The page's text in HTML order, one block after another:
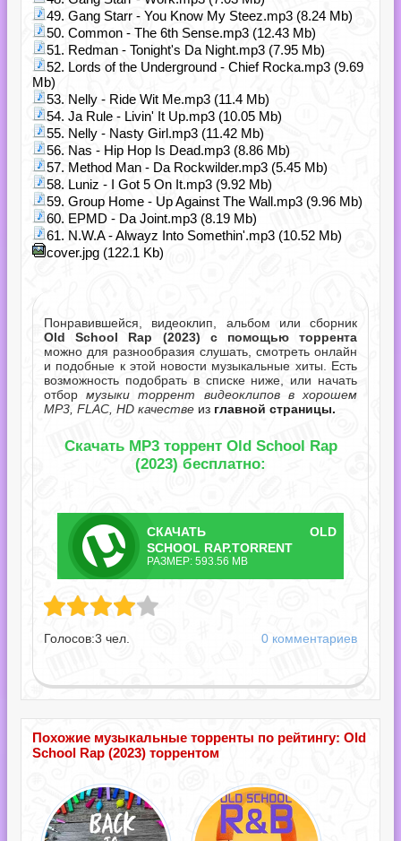
49. Gang Starr - You Know My Steez.mp3 (8.24 Mb)
50. Common - The 6th Sense.mp3 (12.43 Mb)
51. Redman - Tonight's Da Night.mp3 (7.95 Mb)
52. Lords of the Underground - Chief Rocka.mp3 (9.69
Mb)
53. Nelly - Ride Wit Me.mp3 (11.4 Mb)
54. Ja Rule - Livin' It Up.mp3 (10.05 Mb)
55. Nelly - Nasty Girl.mp3 (11.42 Mb)
56. Nas - Hip Hop Is Dead.mp3 (8.86 Mb)
57. Method Man - Da Rockwilder.mp3 (5.45 Mb)
58. Luniz - I Got 5 On It.mp3 (9.92 Mb)
59. Group Home - Up Against The Wall.mp3 (9.96 Mb)
60. EPMD - Da Joint.mp3 (8.19 Mb)
61. N.W.A - Alwayz Into Somethin'.mp3 (10.52 Mb)
cover.jpg (122.1 Kb)
Понравившейся, видеоклип, альбом или сборник
Old School Rap (2023) с помощью торрента
можно для разнообразия слушать, смотреть онлайн
и подобные к этой новости музыкальные хиты. Есть
возможность подобрать в списке ниже, или начать
отбормузыки торрент видеоклипов в хорошем
MP3, FLAC, HD качестве из главной страницы.
Скачать MP3 торрент Old School Rap
(2023) бесплатно:
СКАЧАТЬ
ТОРРЕНТ
OLD
SCHOOL RAP.TORRENT
РАЗМЕР: 593.56 MB
Голосов:3 чел. 0 комментариев
Похожие музыкальные торренты по рейтингу: Old
School Rap (2023) торрентом